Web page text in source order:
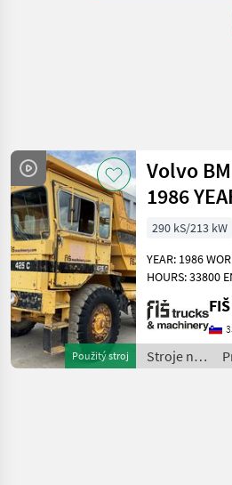
Kategória 4 Krajina
AKTUÁLNA
CESTA
stavebná
technika
Stroje
Na
Stavbu
Sklapacie
Resetovať
Zobraziť 1
výsledkov
Použitý stroj
Volvo
1986
290 kS/213 kW
YEAR: 1986
HOURS: 33800
DIESEL VOLVO -
DRIVE 11.5M3
AUTOMATIC
GEARS)
TYRES 40%
Stroje na
stavbu /